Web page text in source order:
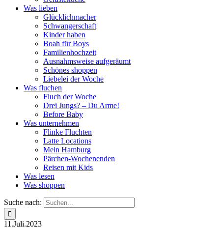
Was lieben
Glücklichmacher
Schwangerschaft
Kinder haben
Boah für Boys
Familienhochzeit
Ausnahmsweise aufgeräumt
Schönes shoppen
Liebelei der Woche
Was fluchen
Fluch der Woche
Drei Jungs? – Du Arme!
Before Baby
Was unternehmen
Flinke Fluchten
Latte Locations
Mein Hamburg
Pärchen-Wochenenden
Reisen mit Kids
Was lesen
Was shoppen
Suche nach:
11.Juli.2023